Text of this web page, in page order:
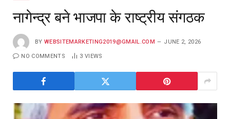
नागेन्द्र बने भाजपा के राष्ट्रीय संगठक
BY WEBSITEMARKETING2019@GMAIL.COM JUNE 2, 2026
NO COMMENTS 3 VIEWS